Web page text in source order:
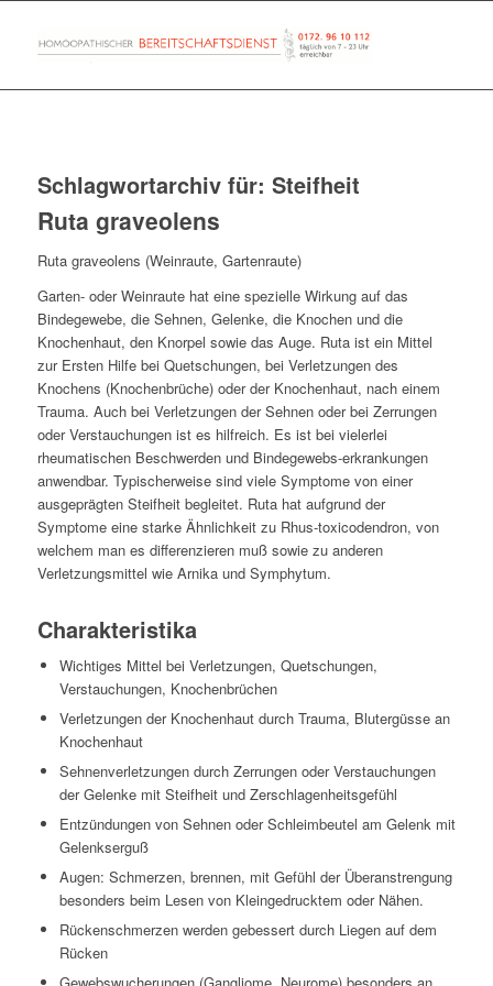
Schlagwortarchiv für: Steifheit
Ruta graveolens
Ruta graveolens (Weinraute, Gartenraute)
Garten- oder Weinraute hat eine spezielle Wirkung auf das
Bindegewebe, die Sehnen, Gelenke, die Knochen und die
Knochenhaut, den Knorpel sowie das Auge. Ruta ist ein Mittel
zur Ersten Hilfe bei Quetschungen, bei Verletzungen des
Knochens (Knochenbrüche) oder der Knochenhaut, nach einem
Trauma. Auch bei Verletzungen der Sehnen oder bei Zerrungen
oder Verstauchungen ist es hilfreich. Es ist bei vielerlei
rheumatischen Beschwerden und Bindegewebs-erkrankungen
anwendbar. Typischerweise sind viele Symptome von einer
ausgeprägten Steifheit begleitet. Ruta hat aufgrund der
Symptome eine starke Ähnlichkeit zu Rhus-toxicodendron, von
welchem man es differenzieren muß sowie zu anderen
Verletzungsmittel wie Arnika und Symphytum.
Charakteristika
Wichtiges Mittel bei Verletzungen, Quetschungen,
Verstauchungen, Knochenbrüchen
Verletzungen der Knochenhaut durch Trauma, Blutergüsse an
Knochenhaut
Sehnenverletzungen durch Zerrungen oder Verstauchungen
der Gelenke mit Steifheit und Zerschlagenheitsgefühl
Entzündungen von Sehnen oder Schleimbeutel am Gelenk mit
Gelenkserguß
Augen: Schmerzen, brennen, mit Gefühl der Überanstrengung
besonders beim Lesen von Kleingedrucktem oder Nähen.
Rückenschmerzen werden gebessert durch Liegen auf dem
Rücken